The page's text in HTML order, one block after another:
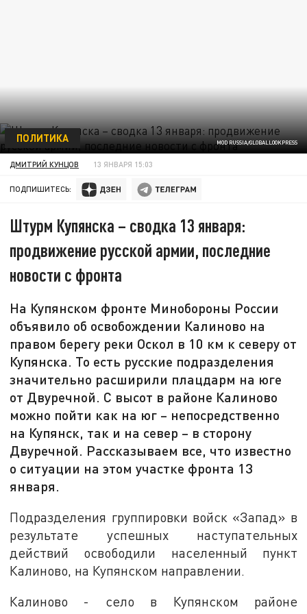
MOD RUSSIA/GLOBALLOOKPRESS
ПОЛИТИКА
ДМИТРИЙ КУНЦОВ 13 ЯНВАРЯ 15:03
ПОДПИШИТЕСЬ:
Штурм Купянска – сводка 13 января:
продвижение русской армии, последние
новости с фронта
На Купянском фронте Минобороны России
объявило об освобождении Калиново на
правом берегу реки Оскол в 10 км к северу от
Купянска. То есть русские подразделения
значительно расширили плацдарм на юге
от Двуречной. С высот в районе Калиново
можно пойти как на юг – непосредственно
на Купянск, так и на север – в сторону
Двуречной. Рассказываем все, что известно
о ситуации на этом участке фронта 13
января.
Подразделения группировки войск «Запад» в
результате успешных наступательных
действий освободили населенный пункт
Калиново, на Купянском направлении.
Калиново - село в Купянском районе